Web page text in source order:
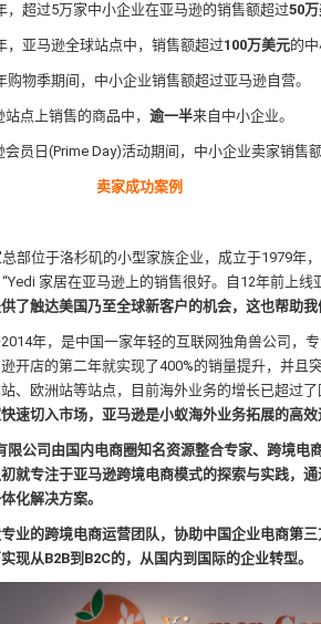
过5万家中小企业在亚马逊的销售额超过50
马逊全球站点中，销售额超过100万美元的
季期间，中小企业销售额超过亚马逊自营。
上销售的商品中， 逾一半来自中小企业。
日(Prime Day)活动期间，中小企业卖家销售
卖家成功案例
部位于洛杉矶的小型家族企业，成立于1979年
家居在亚马逊上的销售很好。自12年前上
了触达美国乃至全球新客户的机会，这也帮助我
年，是中国一家年轻的互联网独角兽公司，
开店的第二年就实现了400%的销量提升，并
、欧洲站等站点，目前海外业务的增长已超过
速切入市场，亚马逊是小蚁海外业务拓展的高效
限公司由国内电商圈知名资源整合专家、跨境
就专注于亚马逊跨境电商模式的探索与实践，
化解决方案。
业的跨境电商运营团队，协助中国企业电商第
现从B2B到B2C的，从国内到国际的企业转型。